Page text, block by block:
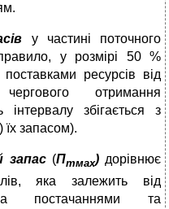
у частині поточного
у розмірі 50 %
ресурсів від
отримання
інтервалу збігається з
запасом).
запас(Птмах)дорівнює
яка залежить від
постачаннями та